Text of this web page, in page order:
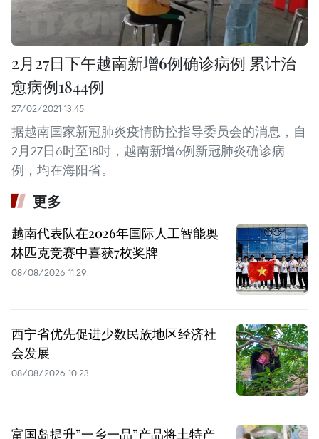
2月27日下午越南新增6例确诊病例 累计治
愈病例1844例
27/02/2021 13:45
据越南国家新冠肺炎疫情防控指导委员会的消息，自
2月27日6时至18时，越南新增6例新冠肺炎确诊病
例，均在海阳省。
更多
越南代表队在2026年国际人工智能奥
林匹克竞赛中喜获7枚奖牌
08/08/2026 11:29
西宁省优先促进少数民族地区经济社
会发展
08/08/2026 10:23
富国岛提升”一乡一品”产品将土特产